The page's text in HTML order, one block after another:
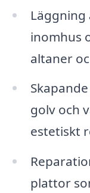
inomhus
altaner
golv och
estetiskt
plattor